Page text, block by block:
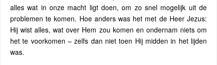
alles wat in onze macht ligt doen, om zo snel mogelijk uit de
problemen te komen. Hoe anders was het met de Heer Jezus:
Hij wist alles, wat over Hem zou komen en ondernam niets om
het te voorkomen – zelfs dan niet toen Hij midden in het lijden
was.